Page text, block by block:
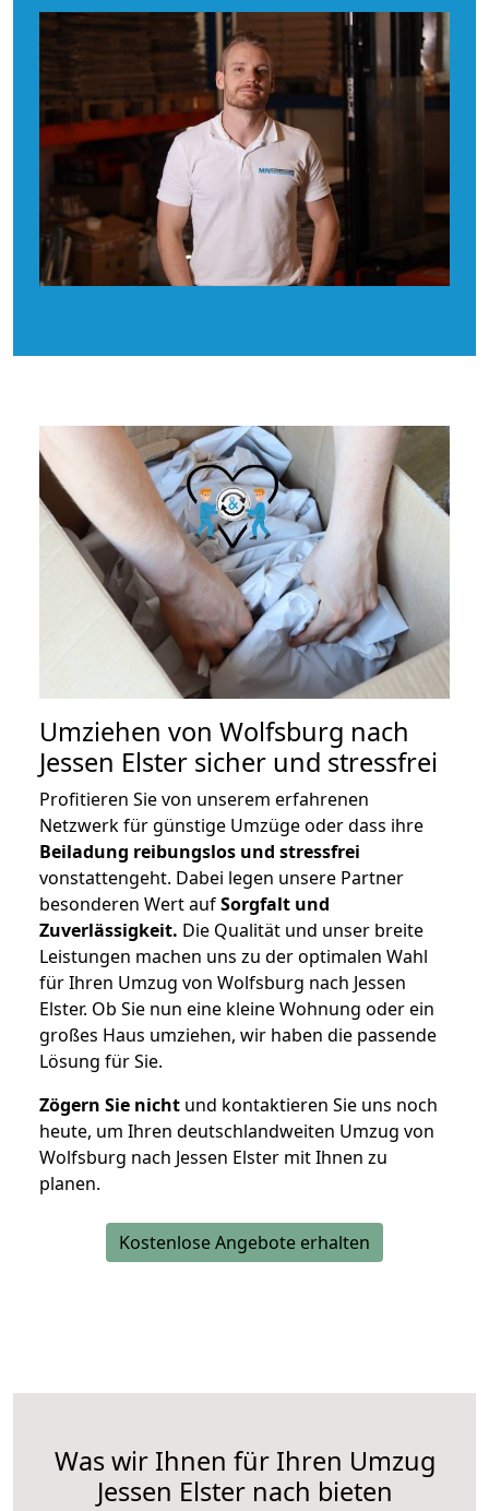
Umziehen von Wolfsburg nach
Jessen Elster sicher und stressfrei
Profitieren Sie von unserem erfahrenen
Netzwerk für günstige Umzüge oder dass ihre
Beiladung reibungslos und stressfrei
vonstattengeht. Dabei legen unsere Partner
besonderen Wert aufSorgfalt und
Zuverlässigkeit. Die Qualität und unser breite
Leistungen machen uns zu der optimalen Wahl
für Ihren Umzug von Wolfsburg nach Jessen
Elster. Ob Sie nun eine kleine Wohnung oder ein
großes Haus umziehen, wir haben die passende
Lösung für Sie.
Zögern Sie nicht und kontaktieren Sie uns noch
heute, um Ihren deutschlandweiten Umzug von
Wolfsburg nach Jessen Elster mit Ihnen zu
planen.
Kostenlose Angebote erhalten
Was wir Ihnen für Ihren Umzug
Jessen Elster nach bieten